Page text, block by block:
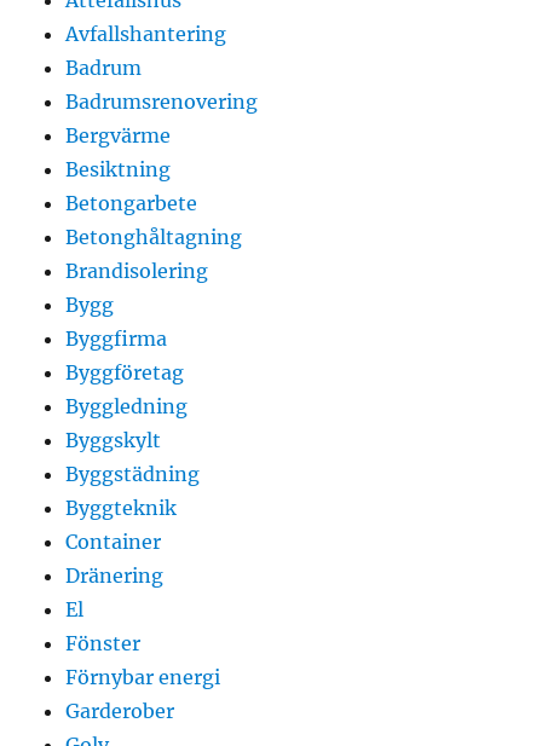
Avfallshantering
Badrum
Badrumsrenovering
Bergvärme
Besiktning
Betongarbete
Betonghåltagning
Brandisolering
Bygg
Byggfirma
Byggföretag
Byggledning
Byggskylt
Byggstädning
Byggteknik
Container
Dränering
El
Fönster
Förnybar energi
Garderober